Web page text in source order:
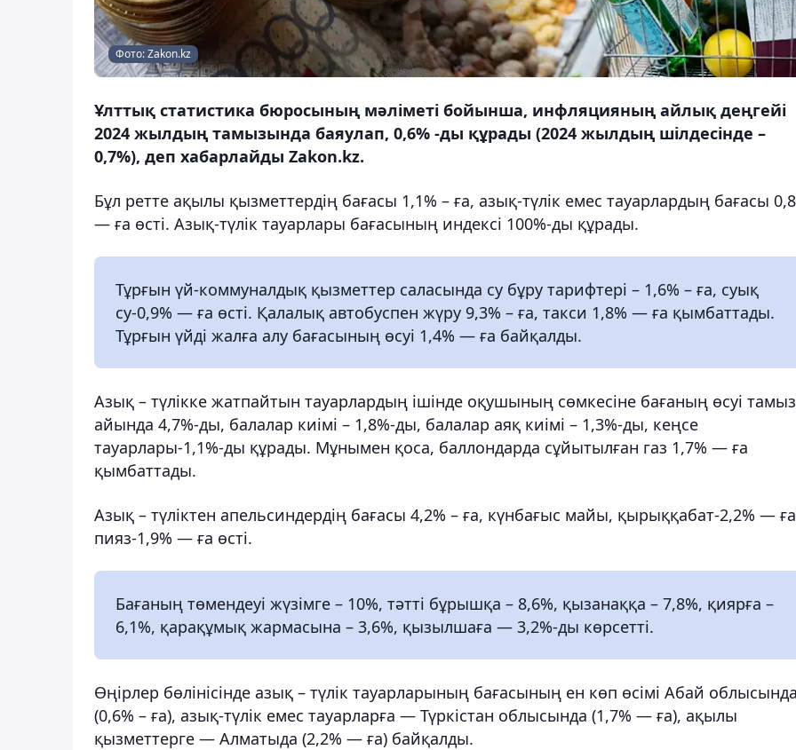
Фото: Zakon.kz
Ұлттық статистика бюросының мәліметі бойынша, инфляцияның айлық деңгейі
2024 жылдың тамызында баяулап, 0,6% -ды құрады (2024 жылдың шілдесінде –
0,7%), деп хабарлайды Zakon.kz.
Бұл ретте ақылы қызметтердің бағасы 1,1% – ға, азық-түлік емес тауарлардың бағасы
— ға өсті. Азық-түлік тауарлары бағасының индексі 100%-ды құрады.
Тұрғын үй-коммуналдық қызметтер саласында су бұру тарифтері – 1,6% – ға, суық
су-0,9% — ға өсті. Қалалық автобуспен жүру 9,3% – ға, такси 1,8% — ға қымбаттады.
Тұрғын үйді жалға алу бағасының өсуі 1,4% — ға байқалды.
Азық – түлікке жатпайтын тауарлардың ішінде оқушының сөмкесіне бағаның өсуі тамыз
айында 4,7%-ды, балалар киімі – 1,8%-ды, балалар аяқ киімі – 1,3%-ды, кеңсе
тауарлары-1,1%-ды құрады. Мұнымен қоса, баллондарда сұйытылған газ 1,7% — ға
қымбаттады.
Азық – түліктен апельсиндердің бағасы 4,2% – ға, күнбағыс майы, қырыққабат-2,2% —
пияз-1,9% — ға өсті.
Бағаның төмендеуі жүзімге – 10%, тәтті бұрышқа – 8,6%, қызанаққа – 7,8%, қиярға –
6,1%, қарақұмық жармасына – 3,6%, қызылшаға — 3,2%-ды көрсетті.
Өңірлер бөлінісінде азық – түлік тауарларының бағасының ен көп өсімі Абай
(0,6% – ға), азық-түлік емес тауарларға — Түркістан облысында (1,7% — ға), ақылы
қызметтерге — Алматыда (2,2% — ға) байқалды.